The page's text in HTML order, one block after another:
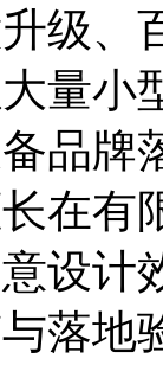
级、
量小
品牌
在有
设计
落地